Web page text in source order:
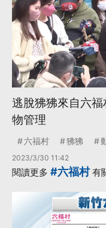
逃脫狒狒來自六
物管理
六福村 狒狒
2023/3/30 11:42
閱讀更多 #六福村有